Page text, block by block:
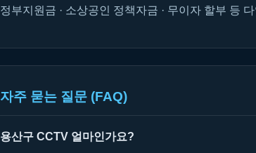
정부지원금 · 소상공인 정책자금 · 무이자 할부 등
자주 묻는 질문 (FAQ)
용산구 CCTV 얼마인가요?